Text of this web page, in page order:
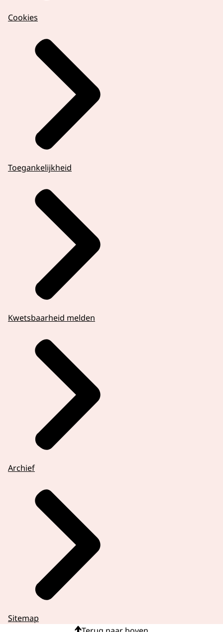
Cookies
Toegankelijkheid
Kwetsbaarheid melden
Archief
Sitemap